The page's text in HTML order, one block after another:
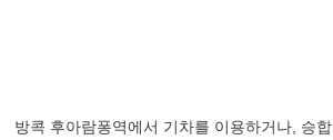
방콕 후아람퐁역에서 기차를 이용하거나, 승